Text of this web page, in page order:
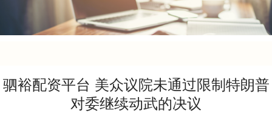
驷裕配资平台 美众议院未通过限制特朗普
对委继续动武的决议